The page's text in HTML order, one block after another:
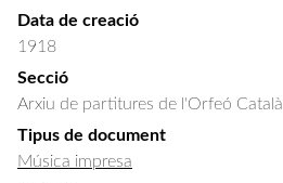
Data de creació
1918
Secció
Arxiu de partitures de l'Orfeó Català
Tipus de document
Música impresa